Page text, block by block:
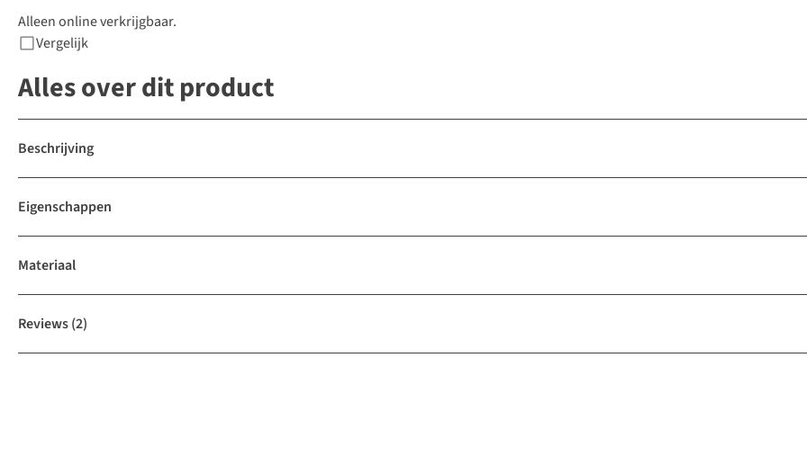
Alleen online verkrijgbaar.
Vergelijk
Alles over dit product
Beschrijving
Eigenschappen
Materiaal
Reviews(2)